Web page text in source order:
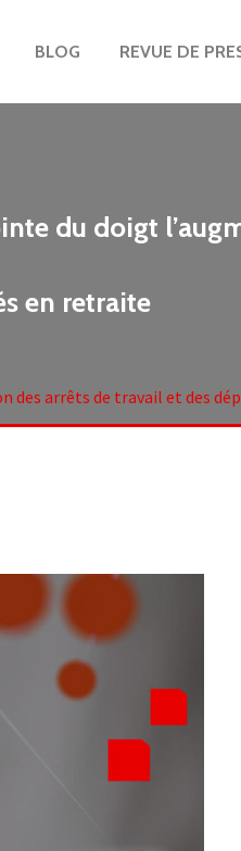
BLOG REVUE DE
du doigt
en retraite
des arrêts de travail et des